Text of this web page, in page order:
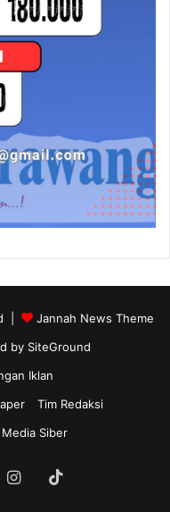
|
Jannah News Theme
by SiteGround
Iklan
Tim Redaksi
Siber
Instagram